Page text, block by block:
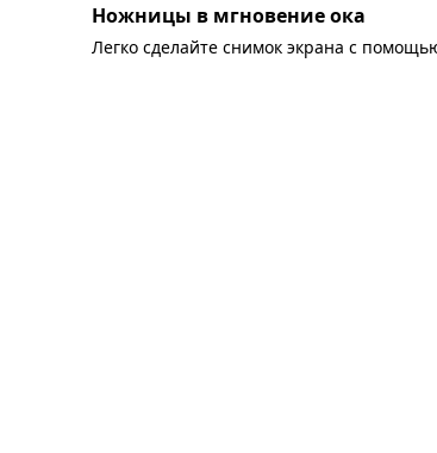
Ножницы в мгновение ока
Легко сделайте снимок экрана с